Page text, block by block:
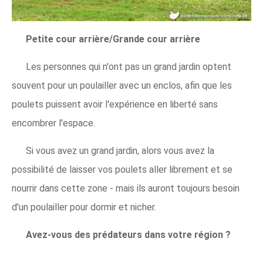
Petite cour arrière/Grande cour arrière
Les personnes qui n'ont pas un grand jardin optent
souvent pour un poulailler avec un enclos, afin que les
poulets puissent avoir l'expérience en liberté sans
encombrer l'espace.
Si vous avez un grand jardin, alors vous avez la
possibilité de laisser vos poulets aller librement et se
nourrir dans cette zone - mais ils auront toujours besoin
d'un poulailler pour dormir et nicher.
Avez-vous des prédateurs dans votre région ?